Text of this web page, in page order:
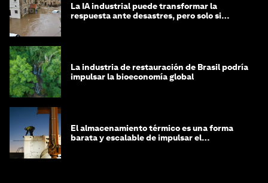
La IA industrial puede transformar la
respuesta ante desastres, pero solo si
La industria de restauración de Brasil podría
impulsar la bioeconomía global
El almacenamiento térmico es una forma
barata y escalable de impulsar el